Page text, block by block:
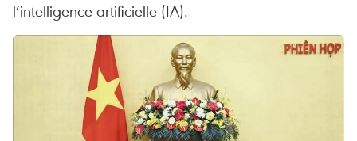
l’intelligence artificielle (IA).